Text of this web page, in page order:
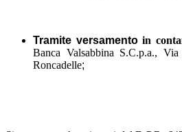
Tramite versamentoin
Banca Valsabbina S.C.p.a.,
Roncadelle;